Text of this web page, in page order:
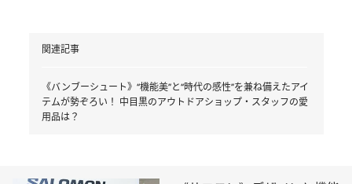
関連記事
《バンブーシュート》“機能美”と“時代の感性”を兼ね備えたアイ
テムが勢ぞろい！ 中目黒のアウトドアショップ・スタッフの愛
用品は？